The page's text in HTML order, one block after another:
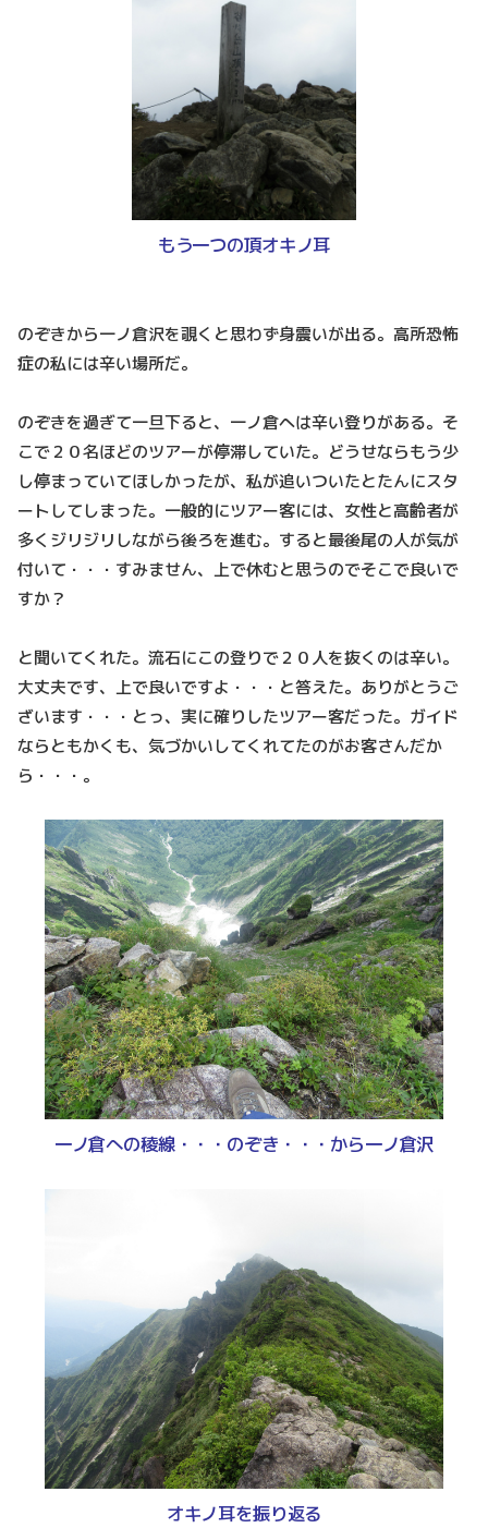
もう一つの頂オキノ耳
のぞきから一ノ倉沢を覗くと思わず身震いが出る。高所恐怖
症の私には辛い場所だ。
のぞきを過ぎて一旦下ると、一ノ倉へは辛い登りがある。そ
こで２０名ほどのツアーが停滞していた。どうせならもう少
し停まっていてほしかったが、私が追いついたとたんにスタ
ートしてしまった。一般的にツアー客には、女性と高齢者が
多くジリジリしながら後ろを進む。すると最後尾の人が気が
付いて・・・すみません、上で休むと思うのでそこで良いで
すか？
と聞いてくれた。流石にこの登りで２０人を抜くのは辛い。
大丈夫です、上で良いですよ・・・と答えた。ありがとうご
ざいます・・・とっ、実に確りしたツアー客だった。ガイド
ならともかくも、気づかいしてくれてたのがお客さんだか
ら・・・。
一ノ倉への稜線・・・のぞき・・・から一ノ倉沢
オキノ耳を振り返る